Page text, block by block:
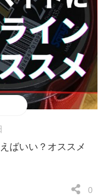
ばいい？オススメ
0